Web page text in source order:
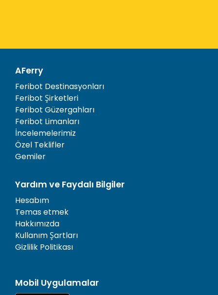
AFerry
Feribot Destinasyonları
Feribot Şirketleri
Feribot Güzergahları
Feribot Limanları
İncelemelerimiz
Özel Teklifler
Gemiler
Yardım ve Faydalı Bilgiler
Hesabım
Temas etmek
Hakkımızda
Kullanım Şartları
Gizlilik Politikası
Mobil Uygulamalar